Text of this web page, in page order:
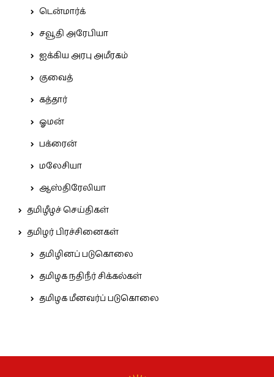
டென்மார்க்
சவூதி அரேபியா
ஐக்கிய அரபு அமீரகம்
குவைத்
கத்தார்
ஓமன்
பக்ரைன்
மலேசியா
ஆஸ்திரேலியா
தமிழீழச் செய்திகள்
தமிழர் பிரச்சினைகள்
தமிழினப் படுகொலை
தமிழக நதிநீர் சிக்கல்கள்
தமிழக மீனவர்ப் படுகொலை